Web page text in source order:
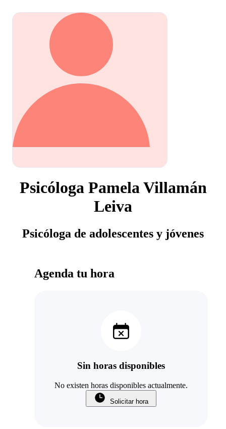
Psicóloga Pamela Villamán
Leiva
Psicóloga de adolescentes y jóvenes
Agenda tu hora
Sin horas disponibles
No existen horas disponibles actualmente.
Solicitar hora